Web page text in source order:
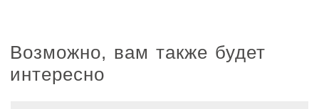
Возможно, вам также будет
интересно